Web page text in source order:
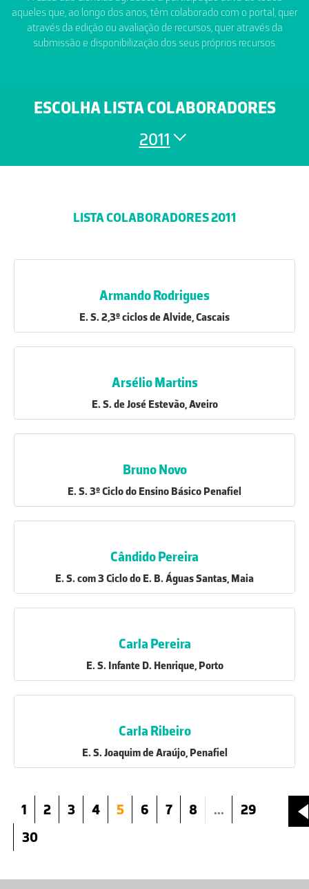
aqueles que, ao longo dos anos, têm colaborado com o portal, quer
através da edição ou avaliação de recursos, quer através da
submissão e disponibilização dos seus próprios recursos.
ESCOLHA LISTA COLABORADORES
2011
LISTA COLABORADORES 2011
Armando Rodrigues
E. S. 2,3º ciclos de Alvide, Cascais
Arsélio Martins
E. S. de José Estevão, Aveiro
Bruno Novo
E. S. 3º Ciclo do Ensino Básico Penafiel
Cândido Pereira
E. S. com 3 Ciclo do E. B. Águas Santas, Maia
Carla Pereira
E. S. Infante D. Henrique, Porto
Carla Ribeiro
E. S. Joaquim de Araújo, Penafiel
1 2 3 4 5 6 7 8 ...
29
30